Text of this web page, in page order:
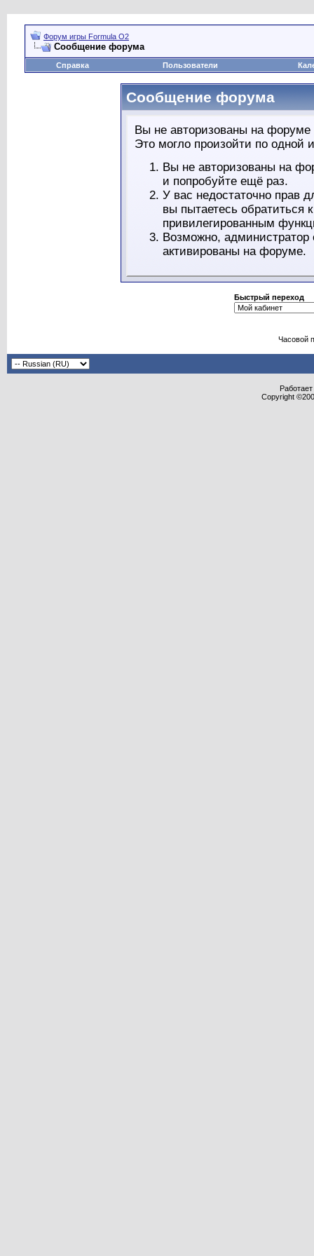
Форум игры Formula O2
Сообщение форума
Справка Пользователи
Сообщение форума
Вы не авторизованы на форуме
Это могло произойти по одной
Вы не авторизованы на
и попробуйте ещё раз.
У вас недостаточно прав
вы пытаетесь обратиться
привилегированным
Возможно,
активированы на форуме.
Быстрый переход
Часовой
Copyright